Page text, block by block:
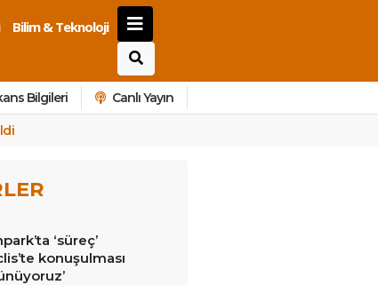
Bilim & Teknoloji
Bilgileri Canlı Yayın
‘süreç’
konuşulması